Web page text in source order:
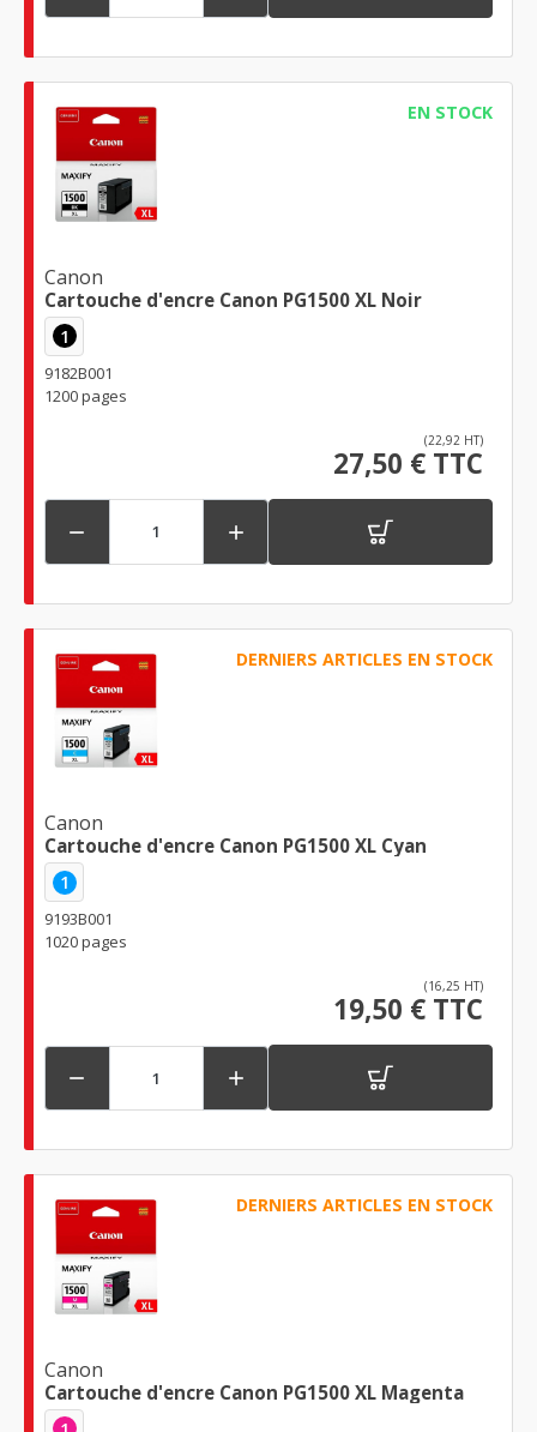
EN STOCK
Canon
Cartouche d'encre Canon PG1500 XL Noir
1
9182B001
1200 pages
(22,92 HT)
27,50 € TTC
 
DERNIERS ARTICLES EN STOCK
Canon
Cartouche d'encre Canon PG1500 XL Cyan
1
9193B001
1020 pages
(16,25 HT)
19,50 € TTC
 
DERNIERS ARTICLES EN STOCK
Canon
Cartouche d'encre Canon PG1500 XL Magenta